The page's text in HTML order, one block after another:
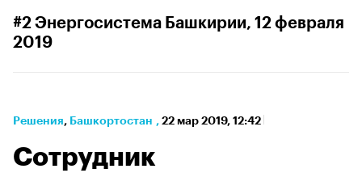
#2 Энергосистема Башкирии, 12 февраля
2019
Решения⁠, Башкортостан , 22 мар 2019, 12:42
Сотрудник